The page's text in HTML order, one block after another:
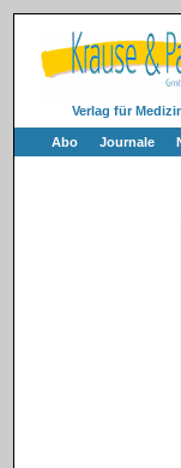
Verlag für
Abo Journale